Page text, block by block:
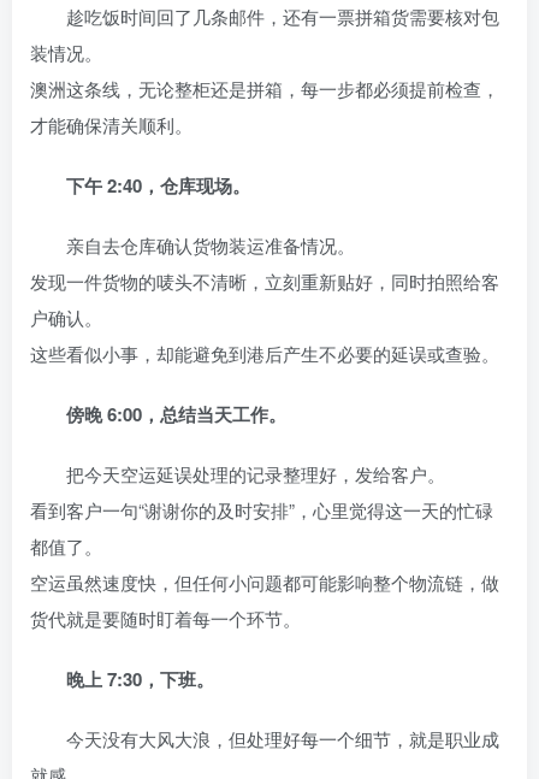
趁吃饭时间回了几条邮件，还有一票拼箱货需要核对包
装情况。
澳洲这条线，无论整柜还是拼箱，每一步都必须提前检查，
才能确保清关顺利。
下午 2:40，仓库现场。
亲自去仓库确认货物装运准备情况。
发现一件货物的唛头不清晰，立刻重新贴好，同时拍照给客
户确认。
这些看似小事，却能避免到港后产生不必要的延误或查验。
傍晚 6:00，总结当天工作。
把今天空运延误处理的记录整理好，发给客户。
看到客户一句“谢谢你的及时安排”，心里觉得这一天的忙碌
都值了。
空运虽然速度快，但任何小问题都可能影响整个物流链，做
货代就是要随时盯着每一个环节。
晚上 7:30，下班。
今天没有大风大浪，但处理好每一个细节，就是职业成